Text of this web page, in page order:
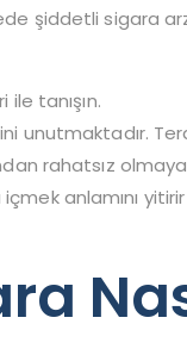
şiddetli sigara
tanışın.
unutmaktadır.
rahatsız
anlamını